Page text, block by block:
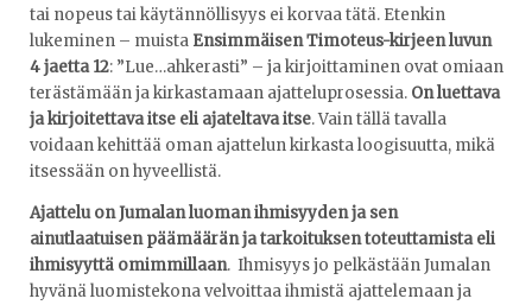
tai nopeus tai käytännöllisyys ei korvaa tätä. Etenkin
lukeminen – muista Ensimmäisen Timoteus-kirjeen luvun
4 jaetta 12: ”Lue…ahkerasti” – ja kirjoittaminen ovat omiaan
terästämään ja kirkastamaan ajatteluprosessia. On luettava
ja kirjoitettava itse eli ajateltava itse. Vain tällä tavalla
voidaan kehittää oman ajattelun kirkasta loogisuutta, mikä
itsessään on hyveellistä.
Ajattelu on Jumalan luoman ihmisyyden ja sen
ainutlaatuisen päämäärän ja tarkoituksen toteuttamista eli
ihmisyyttä omimmillaan. Ihmisyys jo pelkästään Jumalan
hyvänä luomistekona velvoittaa ihmistä ajattelemaan ja